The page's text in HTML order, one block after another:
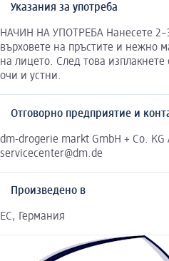
Указания за употреба
НАЧИН НА УПОТРЕБА Нанесете
върховете на пръстите и нежно
на лицето. След това
очи и устни.
Отговорно предприятие и
dm-drogerie markt GmbH + Co.
servicecenter@dm.de
Произведено в
EC, Германия